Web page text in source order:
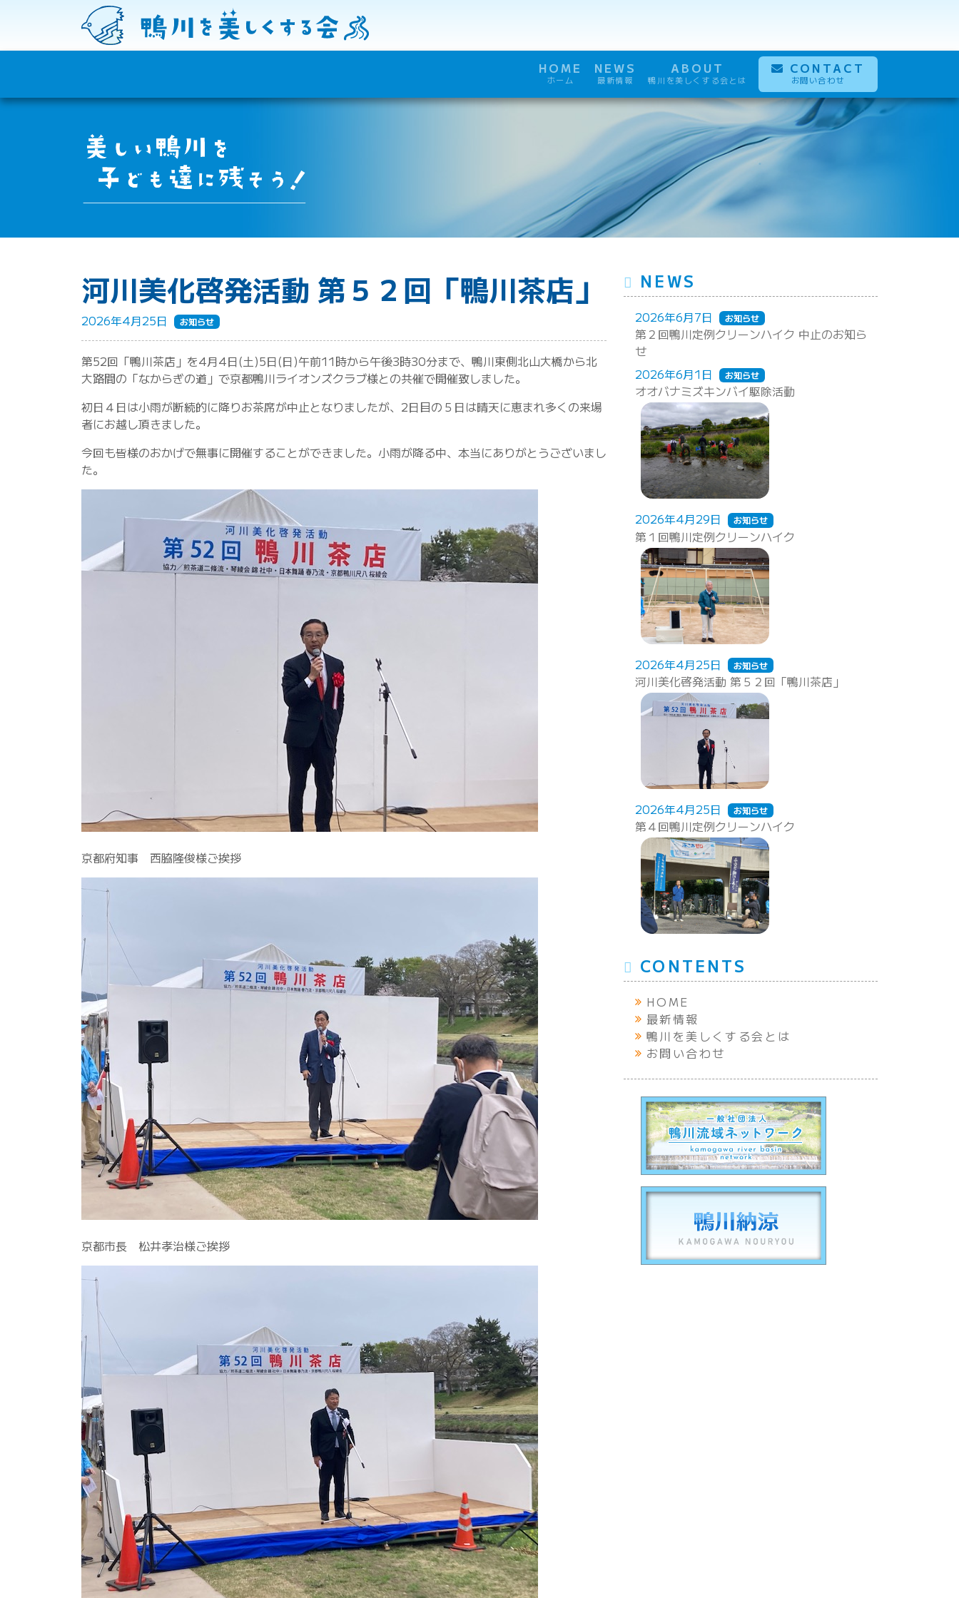
HOME
ホーム
NEWS
最新情報
ABOUT
鴨川を美しくする会とは
CONTACT
お問い合わせ
河川美化啓発活動 第５２回「鴨川茶店」
2026年4月25日 お知らせ
第52回「鴨川茶店」を4月4日(土)5日(日)午前11時から午後3時30分まで、鴨川東側北山大橋から北
大路間の「なからぎの道」で京都鴨川ライオンズクラブ様との共催で開催致しました。
初日４日は小雨が断続的に降りお茶席が中止となりましたが、2日目の５日は晴天に恵まれ多くの来場
者にお越し頂きました。
今回も皆様のおかげで無事に開催することができました。小雨が降る中、本当にありがとうございまし
た。
京都府知事 西脇隆俊様ご挨拶
京都市長 松井孝治様ご挨拶
NEWS
2026年6月7日 お知らせ
第２回鴨川定例クリーンハイク 中止のお知ら
せ
2026年6月1日
お知らせ
オオバナミズキンバイ駆除活動
2026年4月29日 お知らせ
第１回鴨川定例クリーンハイク
2026年4月25日 お知らせ
河川美化啓発活動 第５２回「鴨川茶店」
2026年4月25日 お知らせ
第４回鴨川定例クリーンハイク
CONTENTS
HOME
最新情報
鴨川を美しくする会とは
お問い合わせ